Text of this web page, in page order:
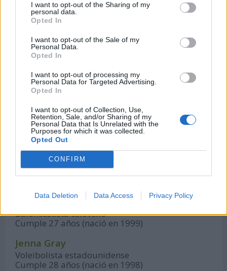
I want to opt-out of the Sharing of my
personal data.
Opted In
I want to opt-out of the Sale of my
Personal Data.
Opted In
I want to opt-out of processing my
Personal Data for Targeted Advertising.
Opted In
I want to opt-out of Collection, Use,
Retention, Sale, and/or Sharing of my
Personal Data that Is Unrelated with the
Purposes for which it was collected.
Opted Out
CONFIRM
Data Deletion Data Access Privacy Policy
Ciclista británico
Cumple 27 años (nació en 1999)
Johan Lara
Futbolista ecuatoriano
Cumple 27 años (nació en 1999)
Keyshawn Davis
Boxeador estadounidense
Eric Cantú
Futbolista mexicano
Cumple 27 años (nació en 1999)
Patricio Gregorio
Futbolista uruguayo
Luka Dončić
Baloncestista esloveno
Cumple 27 años (nació en 1999)
Jenna Gray
Voleibolista estadounidense
Cumple 28 años (nació en 1998)